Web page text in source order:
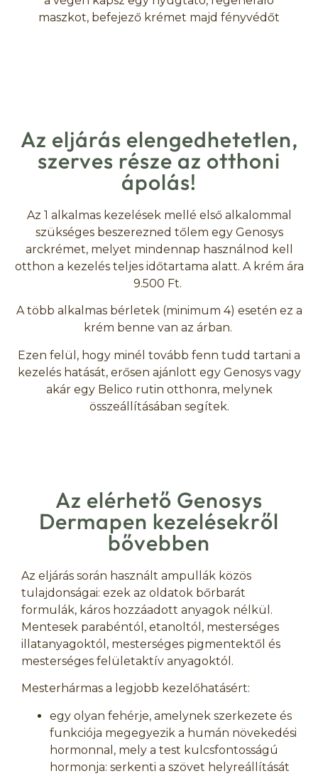
maszkot, befejező krémet majd fényvédőt
Az eljárás elengedhetetlen,
szerves része az otthoni
ápolás!
Az 1 alkalmas kezelések mellé első alkalommal
szükséges beszerezned tőlem egy Genosys
arckrémet, melyet mindennap használnod kell
otthon a kezelés teljes időtartama alatt. A krém ára
9.500 Ft.
A több alkalmas bérletek (minimum 4) esetén ez a
krém benne van az árban.
Ezen felül, hogy minél tovább fenn tudd tartani a
kezelés hatását, erősen ajánlott egy Genosys vagy
akár egy Belico rutin otthonra, melynek
összeállításában segítek.
Az elérhető Genosys
Dermapen kezelésekről
bővebben
Az eljárás során használt ampullák közös
tulajdonságai: ezek az oldatok bőrbarát
formulák, káros hozzáadott anyagok nélkül.
Mentesek parabéntól, etanoltól, mesterséges
illatanyagoktól, mesterséges pigmentektől és
mesterséges felületaktív anyagoktól.
Mesterhármas a legjobb kezelőhatásért:
egy olyan fehérje, amelynek szerkezete és
funkciója megegyezik a humán növekedési
hormonnal, mely a test kulcsfontosságú
hormonja: serkenti a szövet helyreállítását